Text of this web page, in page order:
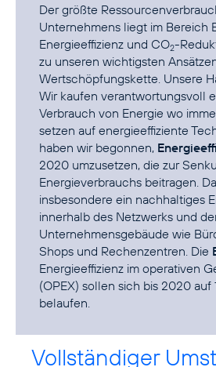
Der größte
Unternehmens liegt im Bereich
Energieeffizienz und CO2-
zu unseren wichtigsten
Wertschöpfungskette. Unsere
Wir kaufen verantwortungsvoll
Verbrauch von Energie wo
setzen auf energieeffiziente
haben wir begonnen,
2020 umzusetzen, die zur
Energieverbrauchs beitragen.
insbesondere ein nachhaltiges
innerhalb des Netzwerks und
Unternehmensgebäude wie
Shops und Rechenzentren. Die
Energieeffizienz im operativen
(OPEX) sollen sich bis 2020 auf
belaufen.
Vollständiger